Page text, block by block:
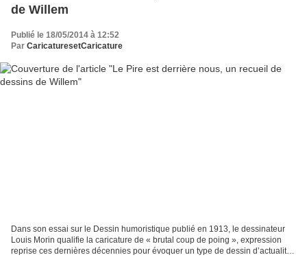
de Willem
Publié le 18/05/2014 à 12:52
Par CaricaturesetCaricature
Dans son essai sur le Dessin humoristique publié en 1913, le dessinateur
Louis Morin qualifie la caricature de « brutal coup de poing », expression
reprise ces dernières décennies pour évoquer un type de dessin d’actualité